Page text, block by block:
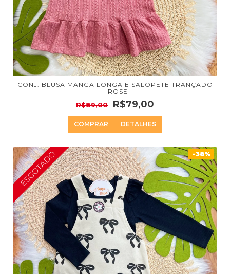
CONJ. BLUSA MANGA LONGA E SALOPETE TRANÇADO
- ROSE
R$89,00 R$79,00
COMPRAR DETALHES
-38%
ESGOTADO